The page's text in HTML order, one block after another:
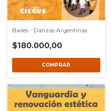
Bailes - Danzas Argentinas
$180.000,00